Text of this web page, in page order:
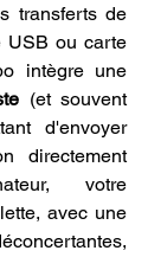
transferts de
USB ou carte
intègre une
(et souvent
d'envoyer
directement
votre
avec une